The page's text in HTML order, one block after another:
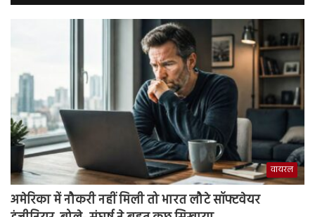
वायरल
अमेरिका में नौकरी नहीं मिली तो भारत लौटे सॉफ्टवेयर